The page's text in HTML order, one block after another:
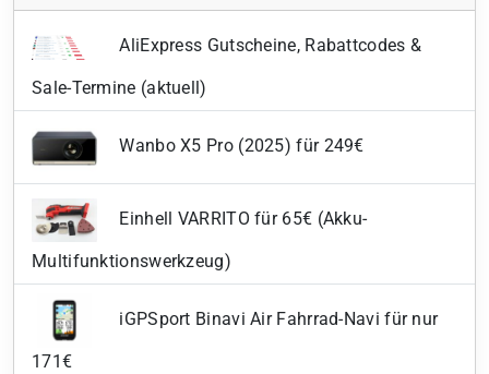
AliExpress Gutscheine, Rabattcodes &
Sale-Termine (aktuell)
Wanbo X5 Pro (2025) für 249€
Einhell VARRITO für 65€ (Akku-
Multifunktionswerkzeug)
iGPSport Binavi Air Fahrrad-Navi für nur
171€